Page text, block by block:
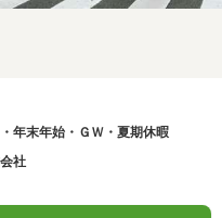
年末年始・ＧＷ・夏期休暇
社